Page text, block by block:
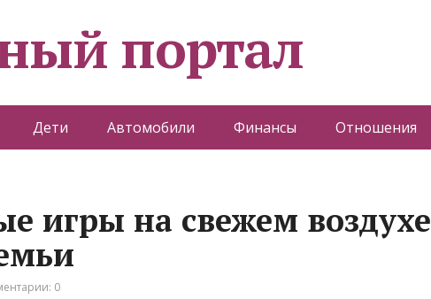
портал
Дети Автомобили Финансы Отношения
игры на свежем воздухе
0